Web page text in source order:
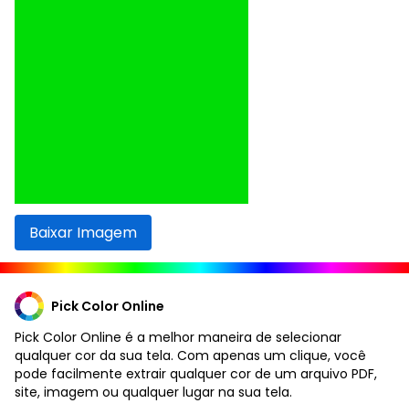
Baixar Imagem
Pick Color Online
Pick Color Online é a melhor maneira de selecionar
qualquer cor da sua tela. Com apenas um clique, você
pode facilmente extrair qualquer cor de um arquivo PDF,
site, imagem ou qualquer lugar na sua tela.